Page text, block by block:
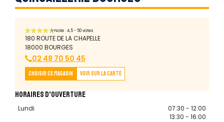
Note : 4,5 - 50 votes
180 ROUTE DE LA CHAPELLE
18000 BOURGES
02 48 70 50 45
Choisir ce magasin Voir sur la carte
HORAIRES D'OUVERTURE
Lundi
07:30 - 12:00
13:30 - 16:00